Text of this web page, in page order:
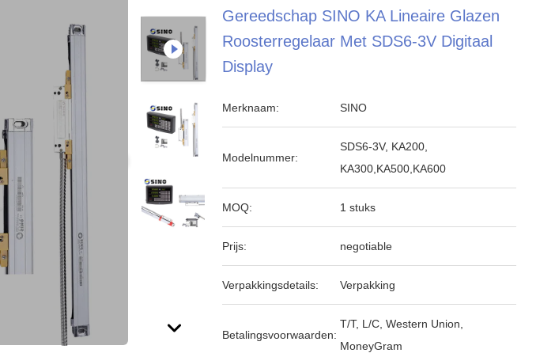
Gereedschap SINO KA Lineaire Glazen
Roosterregelaar Met SDS6-3V Digitaal
Display
Merknaam: SINO
Modelnummer:
SDS6-3V, KA200,
KA300,KA500,KA600
MOQ: 1 stuks
Prijs: negotiable
Verpakkingsdetails: Verpakking
Betalingsvoorwaarden:
T/T, L/C, Western Union,
MoneyGram